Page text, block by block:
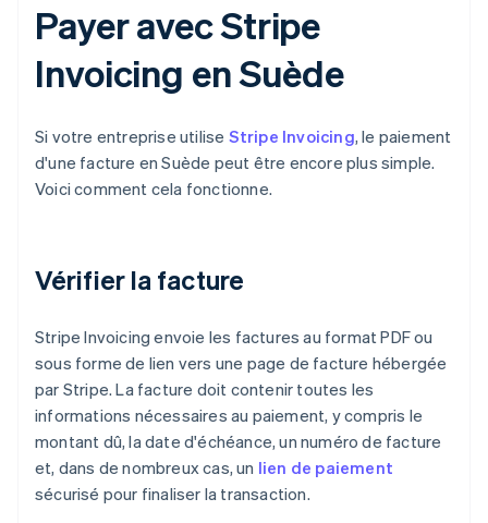
Payer avec Stripe
Invoicing en Suède
Si votre entreprise utilise Stripe Invoicing, le paiement
d'une facture en Suède peut être encore plus simple.
Voici comment cela fonctionne.
Vérifier la facture
Stripe Invoicing envoie les factures au format PDF ou
sous forme de lien vers une page de facture hébergée
par Stripe. La facture doit contenir toutes les
informations nécessaires au paiement, y compris le
montant dû, la date d'échéance, un numéro de facture
et, dans de nombreux cas, un lien de paiement
sécurisé pour finaliser la transaction.